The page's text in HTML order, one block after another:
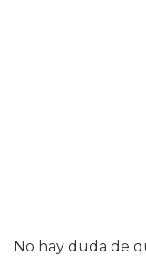
No hay duda de